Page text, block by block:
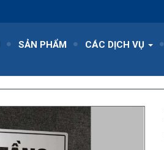
SẢN PHẨM CÁC DỊCH VỤ